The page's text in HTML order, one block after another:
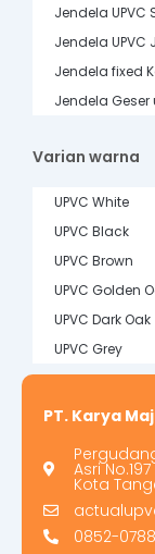
Jendela UPVC
Jendela UPVC
Jendela fixed
Jendela Geser
Varian warna
UPVC White
UPVC Black
UPVC Brown
UPVC Golden
UPVC Dark Oak
UPVC Grey
PT. Karya
Asri
Kota
0852-